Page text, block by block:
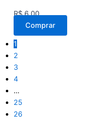
R$6,00
Comprar
1
2
3
4
…
25
26